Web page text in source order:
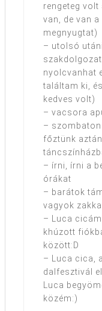
rengeteg
van, de van a
megnyugtat)
– utolsó
nyolcvanhat
találtam ki,
kedves volt)
– vacsora
–
főztünk
– írni, írni a
órákat
– barátok
vagyok
– Luca
khúzott
között:D
– Luca cica,
dalfesztivál
Luca
közém:)